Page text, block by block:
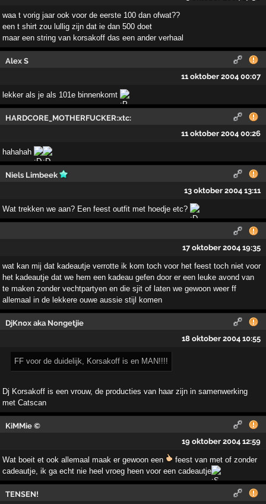
waa t vorig jaar ook voor de eerste 100 dan ofwat??
een t shirt zou lullig zijn dat ie dan 500 doet
maar een string van korsakoff das een ander verhaal
Alex S
11 oktober 2004 00:07
lekker als je als 101e binnenkomt
HARDCORE_MOTHERFUCKER:xtc:
11 oktober 2004 00:26
hahahah
Niels Limbeek
13 oktober 2004 13:11
Wat trekken we aan? Een feest outfit met hoedje etc?
17 oktober 2004 19:35
wat kan mij dat kadeautje verrotte ik kom toch voor het feest toch niet voor
het kadeautje dat we hem een kadeau gefen door er een leuke avond van
te maken zonder vechtpartyen en die sjit of laten we gewoon weer ff
allemaal in de lekkere ouwe aussie stijl komen
DjKnox aka Nongetjie
18 oktober 2004 10:55
FF voor de duidelijk, Korsakoff is en MAN!!!!
Dj Korsakoff is een vrouw, de producties van haar zijn in samenwerking
met Catscan
KiMMie ©
19 oktober 2004 12:59
Wat boeit et ook allemaal maak er gewoon een
feest van met of zonder
cadeautje, ik ga echt nie heel vroeg heen voor een cadeautje
TENSEN!